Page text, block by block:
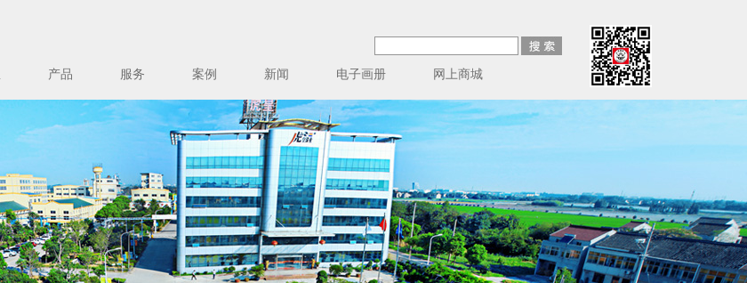
产品 服务 案例 新闻 电子画册 网上商城